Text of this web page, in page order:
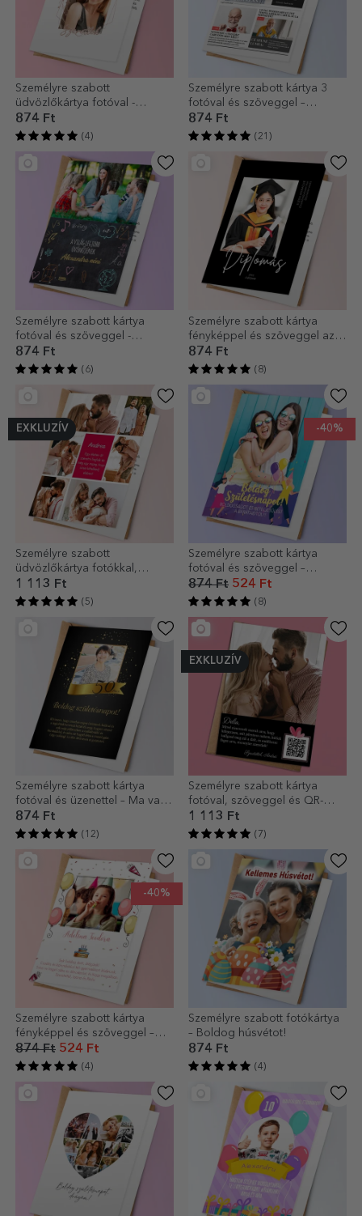
Személyre szabott
üdvözlőkártya fotóval -
Szeretlek!
874 Ft
(4)
Személyre szabott kártya 3
fotóval és szöveggel –
Nyugdíjazás
874 Ft
(21)
Személyre szabott kártya
fotóval és szöveggel -
Tanároknak
874 Ft
(6)
Személyre szabott kártya
fényképpel és szöveggel az
érettségi alkalmából
874 Ft
(8)
EXKLUZÍV
Személyre szabott
üdvözlőkártya fotókkal,
üzenettel és QR-kóddal
1 113 Ft
(5)
-40%
Személyre szabott kártya
fotóval és szöveggel –
Boldog születésnapot!
874 Ft 524 Ft
(8)
Személyre szabott kártya
fotóval és üzenettel – Ma van
a születésnapod!
874 Ft
(12)
EXKLUZÍV
Személyre szabott kártya
fotóval, szöveggel és QR-
kóddal – Love
1 113 Ft
(7)
-40%
Személyre szabott kártya
fényképpel és szöveggel –
Boldog születésnapot!
874 Ft 524 Ft
(4)
Személyre szabott fotókártya
– Boldog húsvétot!
874 Ft
(4)